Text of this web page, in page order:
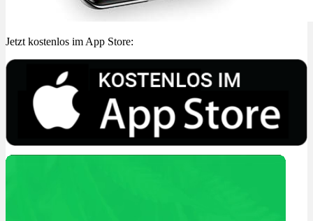
Jetzt kostenlos im App Store: